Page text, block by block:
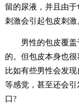
留的尿液，并且由
刺激会引起包皮刺激
男性的包皮覆盖
的。但包皮本身也
比如有些男性会发
等感觉，甚至还会
口?